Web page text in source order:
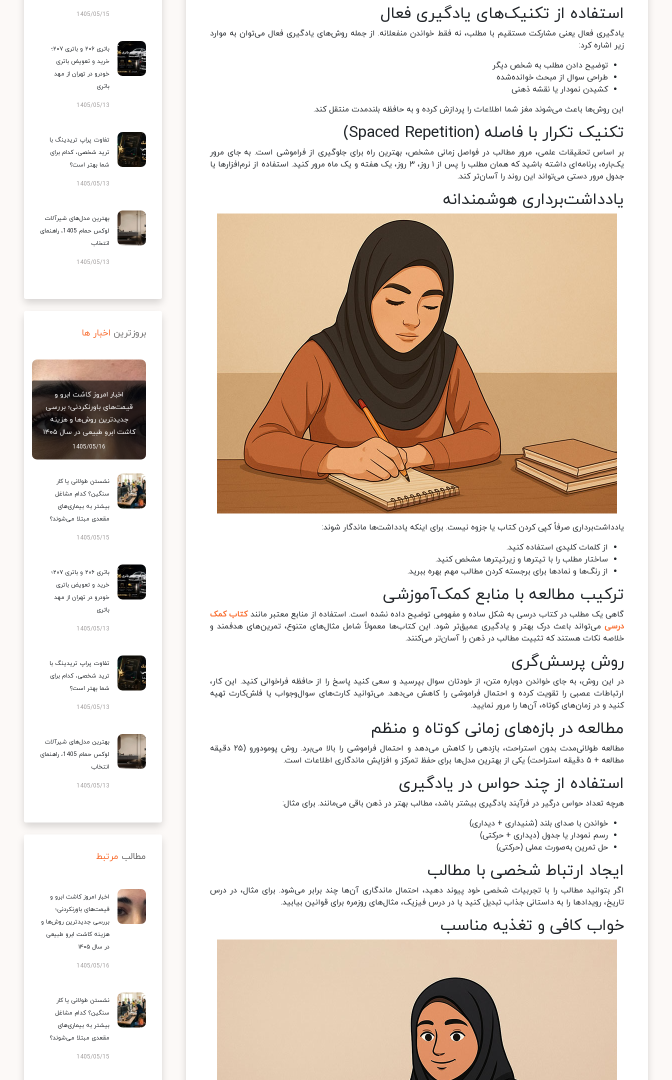
استفاده از تکنیک‌های یادگیری فعال
یادگیری فعال یعنی مشارکت مستقیم با مطلب، نه فقط خواندن منفعلانه. از جمله روش‌های یادگیری فعال می‌توان به موارد
زیر اشاره کرد:
توضیح دادن مطلب به شخص دیگر
طراحی سوال از مبحث خوانده‌شده
کشیدن نمودار یا نقشه ذهنی
این روش‌ها باعث می‌شوند مغز شما اطلاعات را پردازش کرده و به حافظه بلندمدت منتقل کند.
تکنیک تکرار با فاصله (Spaced Repetition)
بر اساس تحقیقات علمی، مرور مطالب در فواصل زمانی مشخص، بهترین راه برای جلوگیری از فراموشی است. به جای مرور
یک‌باره، برنامه‌ای داشته باشید که همان مطلب را پس از ۱ روز، ۳ روز، یک هفته و یک ماه مرور کنید. استفاده از نرم‌افزارها یا
جدول مرور دستی می‌تواند این روند را آسان‌تر کند.
یادداشت‌برداری هوشمندانه
یادداشت‌برداری صرفاً کپی کردن کتاب یا جزوه نیست. برای اینکه یادداشت‌ها ماندگار شوند:
از کلمات کلیدی استفاده کنید.
ساختار مطلب را با تیترها و زیرتیترها مشخص کنید.
از رنگ‌ها و نمادها برای برجسته کردن مطالب مهم بهره ببرید.
ترکیب مطالعه با منابع کمک‌آموزشی
گاهی یک مطلب در کتاب درسی به شکل ساده و مفهومی توضیح داده نشده است. استفاده از منابع معتبر مانندکتاب کمک
درسی می‌تواند باعث درک بهتر و یادگیری عمیق‌تر شود. این کتاب‌ها معمولاً شامل مثال‌های متنوع، تمرین‌های هدفمند و
خلاصه نکات هستند که تثبیت مطالب در ذهن را آسان‌تر می‌کنند.
روش پرسش‌گری
در این روش، به جای خواندن دوباره متن، از خودتان سوال بپرسید و سعی کنید پاسخ را از حافظه فراخوانی کنید. این کار،
ارتباطات عصبی را تقویت کرده و احتمال فراموشی را کاهش می‌دهد. می‌توانید کارت‌های سوال‌وجواب یا فلش‌کارت تهیه
کنید و در زمان‌های کوتاه، آن‌ها را مرور نمایید.
مطالعه در بازه‌های زمانی کوتاه و منظم
مطالعه طولانی‌مدت بدون استراحت، بازدهی را کاهش می‌دهد و احتمال فراموشی را بالا می‌برد. روش پومودورو (۲۵ دقیقه
مطالعه + ۵ دقیقه استراحت) یکی از بهترین مدل‌ها برای حفظ تمرکز و افزایش ماندگاری اطلاعات است.
استفاده از چند حواس در یادگیری
هرچه تعداد حواس درگیر در فرآیند یادگیری بیشتر باشد، مطالب بهتر در ذهن باقی می‌مانند. برای مثال:
خواندن با صدای بلند (شنیداری + دیداری)
رسم نمودار یا جدول (دیداری + حرکتی)
حل تمرین به‌صورت عملی (حرکتی)
ایجاد ارتباط شخصی با مطالب
اگر بتوانید مطالب را با تجربیات شخصی خود پیوند دهید، احتمال ماندگاری آن‌ها چند برابر می‌شود. برای مثال، در درس
تاریخ، رویدادها را به داستانی جذاب تبدیل کنید یا در درس فیزیک، مثال‌های روزمره برای قوانین بیابید.
خواب کافی و تغذیه مناسب
1405/05/15
باتری ۲۰۶ و باتری ۲۰۷؛
خرید و تعویض باتری
خودرو در تهران از مهد
باتری
1405/05/13
تفاوت پراپ تریدینگ با
ترید شخصی، کدام برای
شما بهتر است؟
1405/05/13
بهترین مدل‌های شیرآلات
لوکس حمام 1405، راهنمای
انتخاب
1405/05/13
بروزترین اخبار ها
اخبار امروز کاشت ابرو و
قیمت‌های باورنکردنی؛ بررسی
جدیدترین روش‌ها و هزینه
کاشت ابرو طبیعی در سال ۱۴۰۵
1405/05/16
نشستن طولانی یا کار
سنگین؟ کدام مشاغل
بیشتر به بیماری‌های
مقعدی مبتلا می‌شوند؟
1405/05/15
باتری ۲۰۶ و باتری ۲۰۷؛
خرید و تعویض باتری
خودرو در تهران از مهد
باتری
1405/05/13
تفاوت پراپ تریدینگ با
ترید شخصی، کدام برای
شما بهتر است؟
1405/05/13
بهترین مدل‌های شیرآلات
لوکس حمام 1405، راهنمای
انتخاب
1405/05/13
مطالب مرتبط
اخبار امروز کاشت ابرو و
قیمت‌های باورنکردنی؛
بررسی جدیدترین روش‌ها و
هزینه کاشت ابرو طبیعی
در سال ۱۴۰۵
1405/05/16
نشستن طولانی یا کار
سنگین؟ کدام مشاغل
بیشتر به بیماری‌های
مقعدی مبتلا می‌شوند؟
1405/05/15